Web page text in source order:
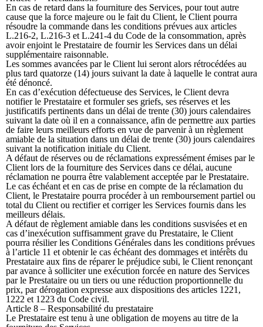
En cas de retard dans la fourniture des Services, pour tout autre
cause que la force majeure ou le fait du Client, le Client pourra
résoudre la commande dans les conditions prévues aux articles
L.216-2, L.216-3 et L.241-4 du Code de la consommation, après
avoir enjoint le Prestataire de fournir les Services dans un délai
supplémentaire raisonnable.
Les sommes avancées par le Client lui seront alors rétrocédées au
plus tard quatorze (14) jours suivant la date à laquelle le contrat aura
été dénoncé.
En cas d’exécution défectueuse des Services, le Client devra
notifier le Prestataire et formuler ses griefs, ses réserves et les
justificatifs pertinents dans un délai de trente (30) jours calendaires
suivant la date où il en a connaissance, afin de permettre aux parties
de faire leurs meilleurs efforts en vue de parvenir à un règlement
amiable de la situation dans un délai de trente (30) jours calendaires
suivant la notification initiale du Client.
A défaut de réserves ou de réclamations expressément émises par le
Client lors de la fourniture des Services dans ce délai, aucune
réclamation ne pourra être valablement acceptée par le Prestataire.
Le cas échéant et en cas de prise en compte de la réclamation du
Client, le Prestataire pourra procéder à un remboursement partiel ou
total du Client ou rectifier et corriger les Services fournis dans les
meilleurs délais.
A défaut de règlement amiable dans les conditions susvisées et en
cas d’inexécution suffisamment grave du Prestataire, le Client
pourra résilier les Conditions Générales dans les conditions prévues
à l’article 11 et obtenir le cas échéant des dommages et intérêts du
Prestataire aux fins de réparer le préjudice subi, le Client renonçant
par avance à solliciter une exécution forcée en nature des Services
par le Prestataire ou un tiers ou une réduction proportionnelle du
prix, par dérogation expresse aux dispositions des articles 1221,
1222 et 1223 du Code civil.
Article 8 – Responsabilité du prestataire
Le Prestataire est tenu à une obligation de moyens au titre de la